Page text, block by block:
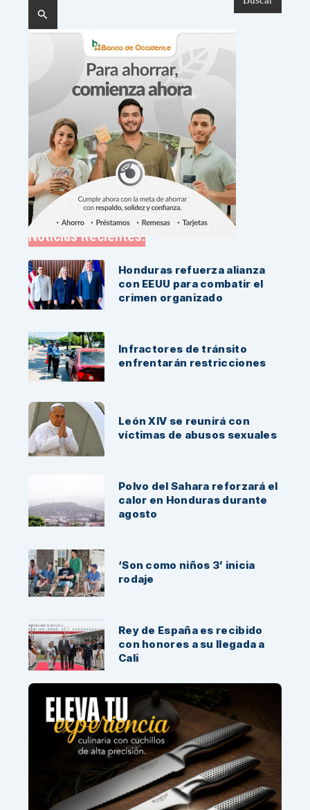
Noticias Recientes:
Honduras refuerza alianza
con EEUU para combatir el
crimen organizado
Infractores de tránsito
enfrentarán restricciones
León XIV se reunirá con
víctimas de abusos sexuales
Polvo del Sahara reforzará el
calor en Honduras durante
agosto
‘Son como niños 3’ inicia
rodaje
Rey de España es recibido
con honores a su llegada a
Cali